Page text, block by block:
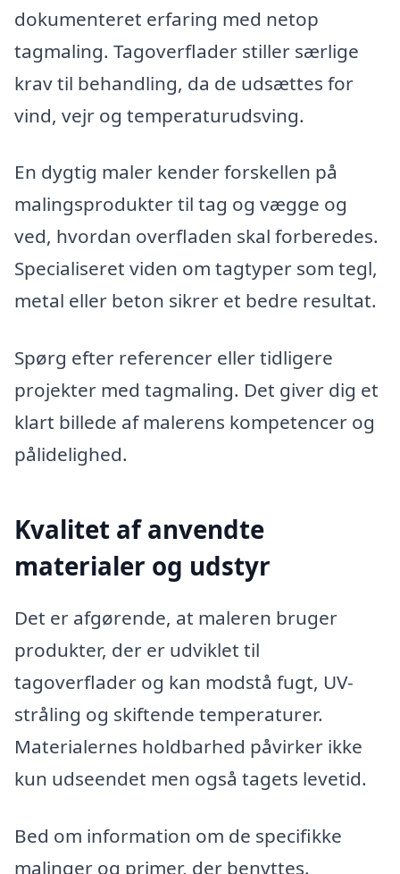
dokumenteret erfaring med netop
tagmaling. Tagoverflader stiller særlige
krav til behandling, da de udsættes for
vind, vejr og temperaturudsving.
En dygtig maler kender forskellen på
malingsprodukter til tag og vægge og
ved, hvordan overfladen skal forberedes.
Specialiseret viden om tagtyper som tegl,
metal eller beton sikrer et bedre resultat.
Spørg efter referencer eller tidligere
projekter med tagmaling. Det giver dig et
klart billede af malerens kompetencer og
pålidelighed.
Kvalitet af anvendte
materialer og udstyr
Det er afgørende, at maleren bruger
produkter, der er udviklet til
tagoverflader og kan modstå fugt, UV-
stråling og skiftende temperaturer.
Materialernes holdbarhed påvirker ikke
kun udseendet men også tagets levetid.
Bed om information om de specifikke
malinger og primer, der benyttes.